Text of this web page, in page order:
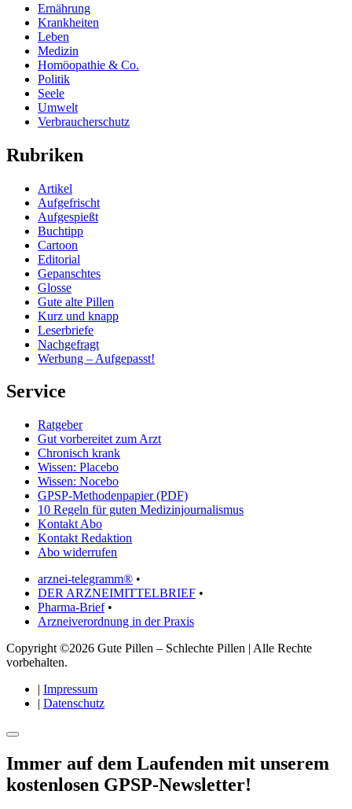
Ernährung
Krankheiten
Leben
Medizin
Homöopathie & Co.
Politik
Seele
Umwelt
Verbraucherschutz
Rubriken
Artikel
Aufgefrischt
Aufgespießt
Buchtipp
Cartoon
Editorial
Gepanschtes
Glosse
Gute alte Pillen
Kurz und knapp
Leserbriefe
Nachgefragt
Werbung – Aufgepasst!
Service
Ratgeber
Gut vorbereitet zum Arzt
Chronisch krank
Wissen: Placebo
Wissen: Nocebo
GPSP-Methodenpapier (PDF)
10 Regeln für guten Medizinjournalismus
Kontakt Abo
Kontakt Redaktion
Abo widerrufen
arznei-telegramm® •
DER ARZNEIMITTELBRIEF •
Pharma-Brief•
Arzneiverordnung in der Praxis
Copyright ©2026 Gute Pillen – Schlechte Pillen | Alle Rechte
vorbehalten.
| Impressum
| Datenschutz
Immer auf dem Laufenden mit unserem
kostenlosen GPSP-Newsletter!